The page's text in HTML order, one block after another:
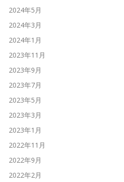
2024年5月
2024年3月
2024年1月
2023年11月
2023年9月
2023年7月
2023年5月
2023年3月
2023年1月
2022年11月
2022年9月
2022年2月